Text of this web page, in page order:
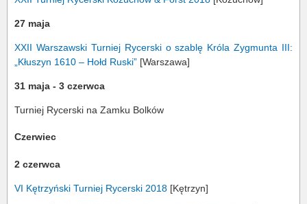
27 maja
XXII Warszawski Turniej Rycerski o szablę Króla Zygmunta III:
„Kłuszyn 1610 – Hołd Ruski” [Warszawa]
31 maja - 3 czerwca
Turniej Rycerski na Zamku Bolków
Czerwiec
2 czerwca
VI Kętrzyński Turniej Rycerski 2018 [Kętrzyn]